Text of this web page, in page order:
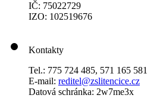
IČ: 75022729
IZO: 102519676
Kontakty
Tel.: 775 724 485, 571 165 581
E-mail: reditel@zslitencice.cz
Datová schránka: 2w7me3x